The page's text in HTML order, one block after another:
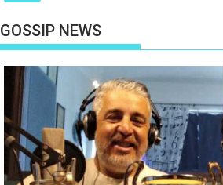
GOSSIP NEWS